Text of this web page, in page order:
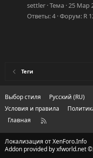
settler Тема 25 Мар
Ответы: 4 Форум: R
Теги
Выбор стиля
Русский (RU)
Условия и правила
Главная
R
Локализация отXenForo.Info
Addon provided by xfworld.net